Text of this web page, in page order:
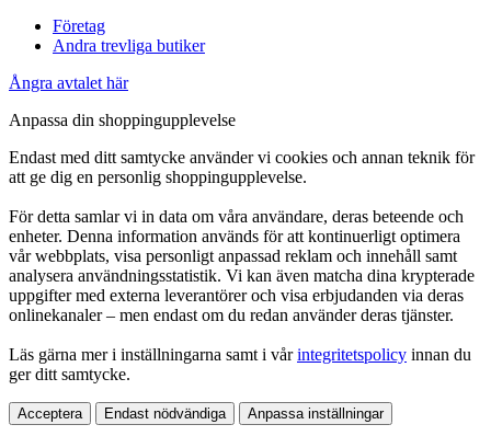
Företag
Andra trevliga butiker
Ångra avtalet här
Anpassa din shoppingupplevelse
Endast med ditt samtycke använder vi cookies och annan teknik för
att ge dig en personlig shoppingupplevelse.
För detta samlar vi in data om våra användare, deras beteende och
enheter. Denna information används för att kontinuerligt optimera
vår webbplats, visa personligt anpassad reklam och innehåll samt
analysera användningsstatistik. Vi kan även matcha dina krypterade
uppgifter med externa leverantörer och visa erbjudanden via deras
onlinekanaler – men endast om du redan använder deras tjänster.
Läs gärna mer i inställningarna samt i vårintegritetspolicy innan du
ger ditt samtycke.
Acceptera Endast nödvändiga Anpassa inställningar